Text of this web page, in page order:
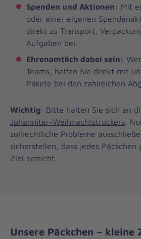
Spenden und Aktionen: Mit
oder einer eigenen
direkt zu Transport,
Aufgaben bei.
Ehrenamtlich dabei sein:
Teams, helfen Sie direkt mit
Pakete bei den zahlreichen
Wichtig: Bitte halten Sie sich an
Johanniter-Weihnachtstruckers.
zollrechtliche Probleme
sicherstellen, dass jedes
Ziel erreicht.
Unsere Päckchen – kleine